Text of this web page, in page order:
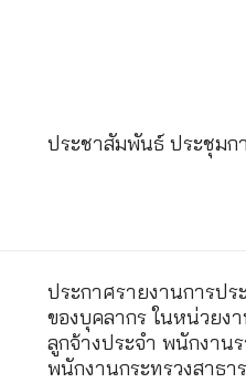
ประชาสัมพันธ์ ประชุมก
ประกาศรายงานการป
ของบุคลากร ในหน่วยง
ลูกจ้างประจำ พนักงาน
พนักงานกระทรวงสาธา